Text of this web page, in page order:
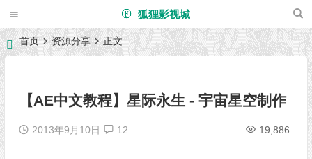
狐狸影视城
首页 资源分享 正文
【AE中文教程】星际永生 - 宇宙星空制作
2013年9月10日 12 19,886